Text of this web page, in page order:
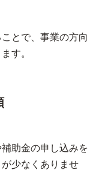
とで、事業の方向
す。
助金の申し込みを
少なくありませ